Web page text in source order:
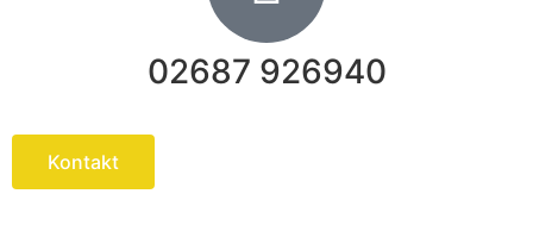
02687 926940
Kontakt